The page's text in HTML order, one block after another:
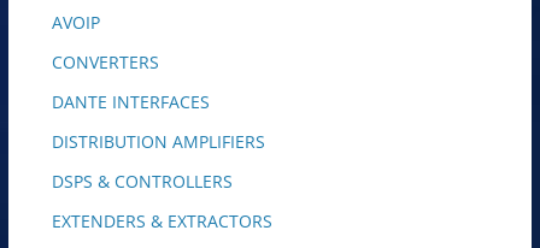
AVOIP
CONVERTERS
DANTE INTERFACES
DISTRIBUTION AMPLIFIERS
DSPS & CONTROLLERS
EXTENDERS & EXTRACTORS